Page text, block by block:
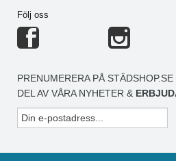
Följ oss
PRENUMERERA PÅ
DEL AV VÅRA NYHETER &